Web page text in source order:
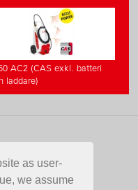
as user-
we assume
AC2 (CAS exkl. batteri
laddare)